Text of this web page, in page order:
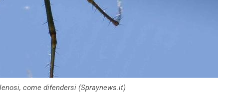
come difendersi (Spraynews.it)